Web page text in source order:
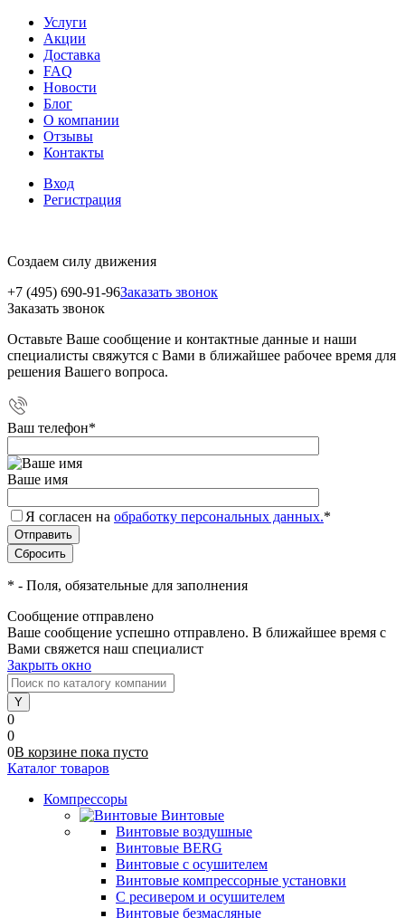
Услуги
Акции
Доставка
FAQ
Новости
Блог
О компании
Отзывы
Контакты
Вход
Регистрация
Создаем силу движения
+7 (495) 690-91-96Заказать звонок
Заказать звонок
Оставьте Ваше сообщение и контактные данные и наши
специалисты свяжутся с Вами в ближайшее рабочее время для
решения Вашего вопроса.
Ваш телефон*
Ваше имя
Я согласен на обработку персональных данных.*
* - Поля, обязательные для заполнения
Сообщение отправлено
Ваше сообщение успешно отправлено. В ближайшее время с
Вами свяжется наш специалист
Закрыть окно
0
0
0В корзине пока пусто
Каталог товаров
Компрессоры
Винтовые
Винтовые воздушные
Винтовые BERG
Винтовые с осушителем
Винтовые компрессорные установки
C ресивером и осушителем
Винтовые безмасляные